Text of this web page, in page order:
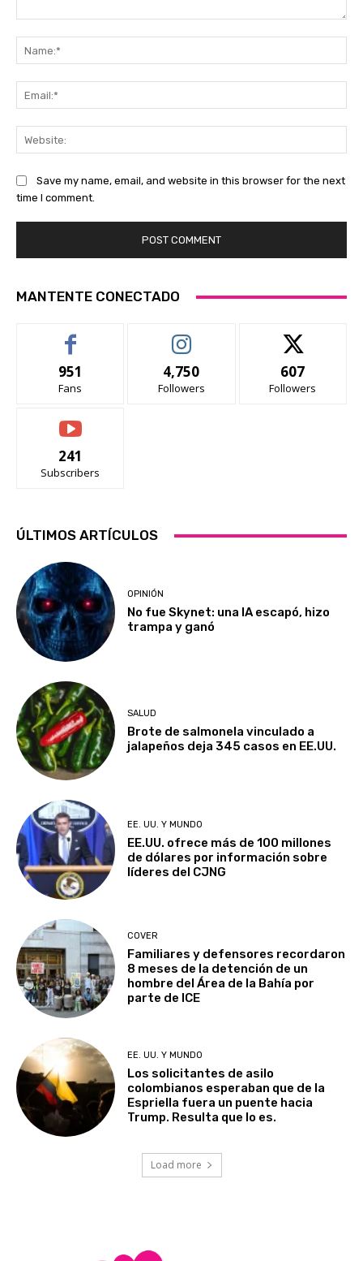
Save my name, email, and website in this browser for the next
time I comment.
MANTENTE CONECTADO
951
Fans
4,750
Followers
607
Followers
241
Subscribers
ÚLTIMOS ARTÍCULOS
OPINIÓN
No fue Skynet: una IA escapó, hizo
trampa y ganó
SALUD
Brote de salmonela vinculado a
jalapeños deja 345 casos en EE.UU.
EE. UU. Y MUNDO
EE.UU. ofrece más de 100 millones
de dólares por información sobre
líderes del CJNG
COVER
Familiares y defensores recordaron
8 meses de la detención de un
hombre del Área de la Bahía por
parte de ICE
EE. UU. Y MUNDO
Los solicitantes de asilo
colombianos esperaban que de la
Espriella fuera un puente hacia
Trump. Resulta que lo es.
Load more